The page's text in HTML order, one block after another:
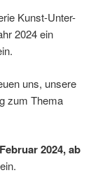
Kunst-Unter-
2024 ein
uns, unsere
zum Thema
2024, ab